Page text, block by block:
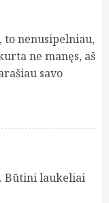
to nenusipelniau,
ne manęs, aš
savo
Būtini laukeliai